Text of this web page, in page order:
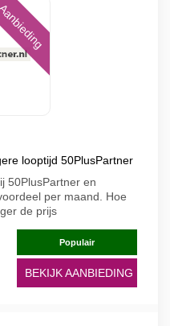
looptijd 50PlusPartner
50PlusPartner en
per maand. Hoe
de prijs
Populair
BEKIJK AANBIEDING